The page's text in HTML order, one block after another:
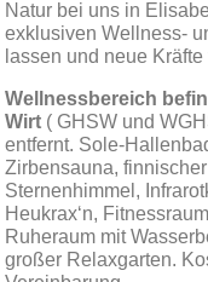
Natur bei uns in
exklusiven Wellness-
lassen und neue
Wellnessbereich
Wirt ( GHSW und
entfernt. Sole-
Zirbensauna,
Sternenhimmel,
Heukrax‘n,
Ruheraum mit
großer Relaxgarten.